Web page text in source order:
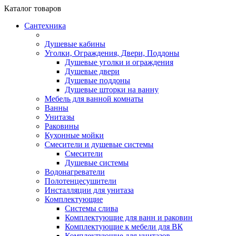
Каталог товаров
Сантехника
Душевые кабины
Уголки, Ограждения, Двери, Поддоны
Душевые уголки и ограждения
Душевые двери
Душевые поддоны
Душевые шторки на ванну
Мебель для ванной комнаты
Ванны
Унитазы
Раковины
Кухонные мойки
Смесители и душевые системы
Смесители
Душевые системы
Водонагреватели
Полотенцесушители
Инсталляции для унитаза
Комплектующие
Системы слива
Комплектующие для ванн и раковин
Комплектующие к мебели для ВК